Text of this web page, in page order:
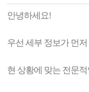
안녕하세요!
우선 세부 정보가 먼
현 상황에 맞는 전문